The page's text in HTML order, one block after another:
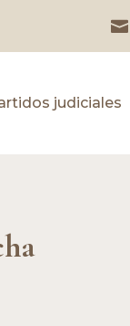
judiciales